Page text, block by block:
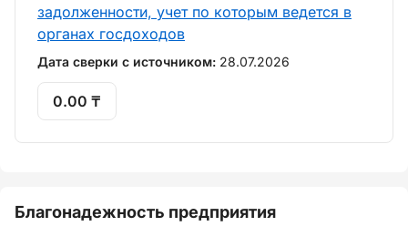
задолженности, учет по которым ведется в
органах госдоходов
Дата сверки с источником: 28.07.2026
0.00 ₸
Благонадежность предприятия